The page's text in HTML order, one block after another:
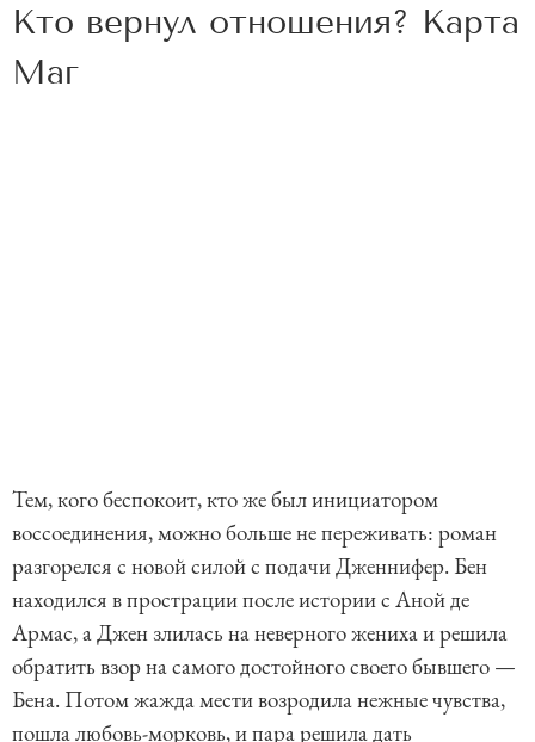
Кто вернул отношения? Карта
Маг
Тем, кого беспокоит, кто же был инициатором
воссоединения, можно больше не переживать: роман
разгорелся с новой силой с подачи Дженнифер. Бен
находился в прострации после истории с Аной де
Армас, а Джен злилась на неверного жениха и решила
обратить взор на самого достойного своего бывшего —
Бена. Потом жажда мести возродила нежные чувства,
пошла любовь-морковь, и пара решила дать